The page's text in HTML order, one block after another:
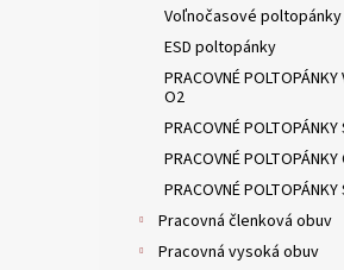
Voľnočasové poltopánky
ESD poltopánky
PRACOVNÉ POLTOPÁNKY
O2
PRACOVNÉ POLTOPÁNKY
PRACOVNÉ POLTOPÁNKY
PRACOVNÉ POLTOPÁNKY
Pracovná členková obuv
Pracovná vysoká obuv